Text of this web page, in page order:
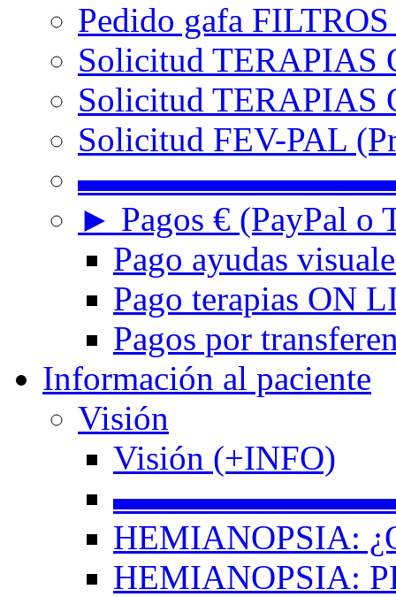
Pedido gafa
Solicitud TERAPIAS
Solicitud TERAPIAS
Solicitud FEV-PAL
► Pagos € (PayPal o
Pago ayudas
Pago terapias ON
Pagos por
Información al paciente
Visión
Visión (+INFO)
HEMIANOPSIA:
HEMIANOPSIA: